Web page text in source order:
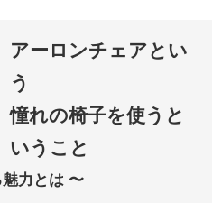
アーロンチェアとい
う
憧れの椅子を使うと
いうこと
力とは 〜